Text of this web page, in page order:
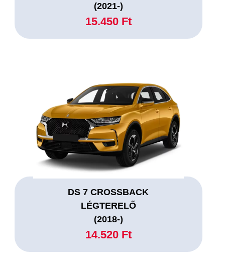
(2021-)
15.450 Ft
DS 7 CROSSBACK
LÉGTERELŐ
(2018-)
14.520 Ft